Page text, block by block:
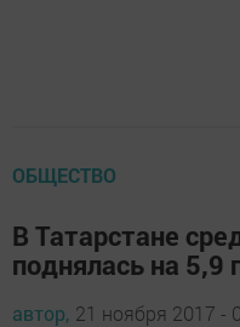
ОБЩЕСТВО
В Татарстане
поднялась на 5,9
автор, 21 ноября 2017 -